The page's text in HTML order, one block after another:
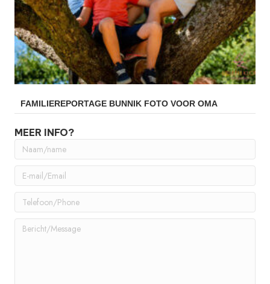
FAMILIEREPORTAGE BUNNIK FOTO VOOR OMA
MEER INFO?